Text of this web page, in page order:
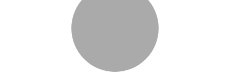
mondo dei viaggi in bicicletta e gran parte delle
mie proposte ormai sono legate al mondo del
Cicloturismo. Un mezzo ideale per scoprire non
solo il mondo, ma anche la nostra “piccola”
Regione che tanto ha da offrire a chi ama
viaggiare con gli occhi aperti.A tutte le seguenti